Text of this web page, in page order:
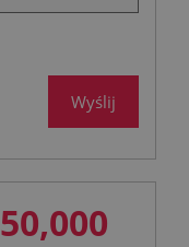
Wyślij
50,000